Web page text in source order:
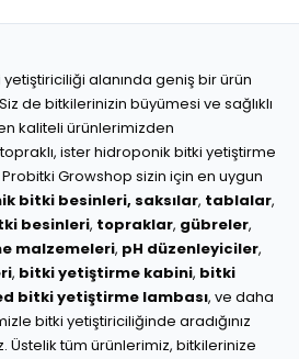
yetiştiriciliği alanında geniş bir ürün
de bitkilerinizin büyümesi ve sağlıklı
kaliteli ürünlerimizden
ister hidroponik bitki yetiştirme
Growshop sizin için en uygun
bitki besinleri, saksılar, tablalar,
besinleri, topraklar, gübreler,
malzemeleri, pH düzenleyiciler,
, bitki yetiştirme kabini, bitki
bitki yetiştirme lambası, ve daha
bitki yetiştiriciliğinde aradığınız
Üstelik tüm ürünlerimiz, bitkilerinize